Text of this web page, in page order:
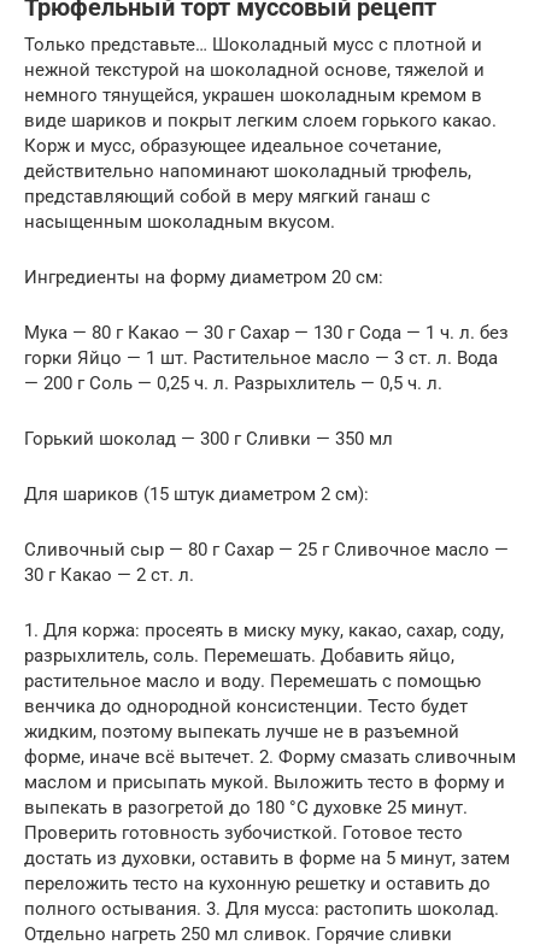
Трюфельный торт муссовый рецепт
Только представьте… Шоколадный мусс с плотной и
нежной текстурой на шоколадной основе, тяжелой и
немного тянущейся, украшен шоколадным кремом в
виде шариков и покрыт легким слоем горького какао.
Корж и мусс, образующее идеальное сочетание,
действительно напоминают шоколадный трюфель,
представляющий собой в меру мягкий ганаш с
насыщенным шоколадным вкусом.
Ингредиенты на форму диаметром 20 см:
Мука — 80 г Какао — 30 г Сахар — 130 г Сода — 1 ч. л. без
горки Яйцо — 1 шт. Растительное масло — 3 ст. л. Вода
— 200 г Соль — 0,25 ч. л. Разрыхлитель — 0,5 ч. л.
Горький шоколад — 300 г Сливки — 350 мл
Для шариков (15 штук диаметром 2 см):
Сливочный сыр — 80 г Сахар — 25 г Сливочное масло —
30 г Какао — 2 ст. л.
1. Для коржа: просеять в миску муку, какао, сахар, соду,
разрыхлитель, соль. Перемешать. Добавить яйцо,
растительное масло и воду. Перемешать с помощью
венчика до однородной консистенции. Тесто будет
жидким, поэтому выпекать лучше не в разъемной
форме, иначе всё вытечет. 2. Форму смазать сливочным
маслом и присыпать мукой. Выложить тесто в форму и
выпекать в разогретой до 180 °С духовке 25 минут.
Проверить готовность зубочисткой. Готовое тесто
достать из духовки, оставить в форме на 5 минут, затем
переложить тесто на кухонную решетку и оставить до
полного остывания. 3. Для мусса: растопить шоколад.
Отдельно нагреть 250 мл сливок. Горячие сливки